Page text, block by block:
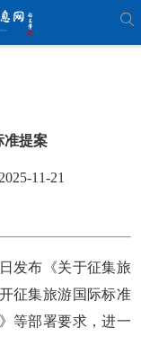
准提案
11-21
发布《关于征集旅
征集旅游国际标准
等部署要求，进一